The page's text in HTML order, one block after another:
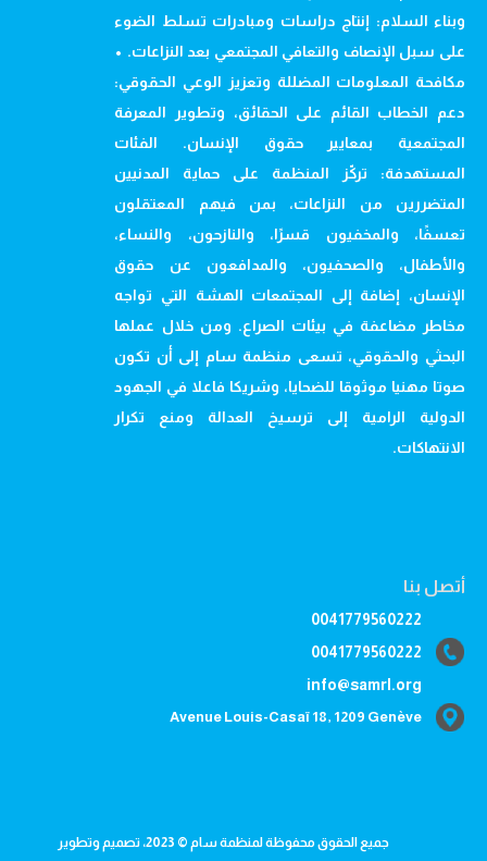
وبناء السلام: إنتاج دراسات ومبادرات تسلط الضوء
على سبل الإنصاف والتعافي المجتمعي بعد النزاعات. •
مكافحة المعلومات المضللة وتعزيز الوعي الحقوقي:
دعم الخطاب القائم على الحقائق، وتطوير المعرفة
المجتمعية بمعايير حقوق الإنسان. الفئات
المستهدفة: تركّز المنظمة على حماية المدنيين
المتضررين من النزاعات، بمن فيهم المعتقلون
تعسفًا، والمخفيون قسرًا، والنازحون، والنساء،
والأطفال، والصحفيون، والمدافعون عن حقوق
الإنسان، إضافة إلى المجتمعات الهشة التي تواجه
مخاطر مضاعفة في بيئات الصراع. ومن خلال عملها
البحثي والحقوقي، تسعى منظمة سام إلى أن تكون
صوتا مهنيا موثوقا للضحايا، وشريكا فاعلا في الجهود
الدولية الرامية إلى ترسيخ العدالة ومنع تكرار
الانتهاكات.
أتصل بنا
0041779560222
0041779560222
info@samrl.org
Avenue Louis-Casaï 18, 1209 Genève
جميع الحقوق محفوظة لمنظمة سام © 2023، تصميم وتطوير